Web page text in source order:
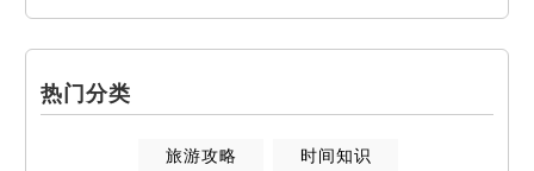
热门分类
旅游攻略 时间知识